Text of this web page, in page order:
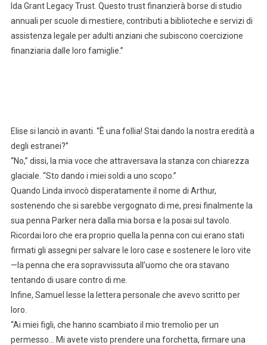
Ida Grant Legacy Trust. Questo trust finanzierà borse di studio
annuali per scuole di mestiere, contributi a biblioteche e servizi di
assistenza legale per adulti anziani che subiscono coercizione
finanziaria dalle loro famiglie.”
Elise si lanciò in avanti. “È una follia! Stai dando la nostra eredità a
degli estranei?”
“No,” dissi, la mia voce che attraversava la stanza con chiarezza
glaciale. “Sto dando i miei soldi a uno scopo.”
Quando Linda invocò disperatamente il nome di Arthur,
sostenendo che si sarebbe vergognato di me, presi finalmente la
sua penna Parker nera dalla mia borsa e la posai sul tavolo.
Ricordai loro che era proprio quella la penna con cui erano stati
firmati gli assegni per salvare le loro case e sostenere le loro vite
—la penna che era sopravvissuta all’uomo che ora stavano
tentando di usare contro di me.
Infine, Samuel lesse la lettera personale che avevo scritto per
loro.
“Ai miei figli, che hanno scambiato il mio tremolio per un
permesso… Mi avete visto prendere una forchetta, firmare una